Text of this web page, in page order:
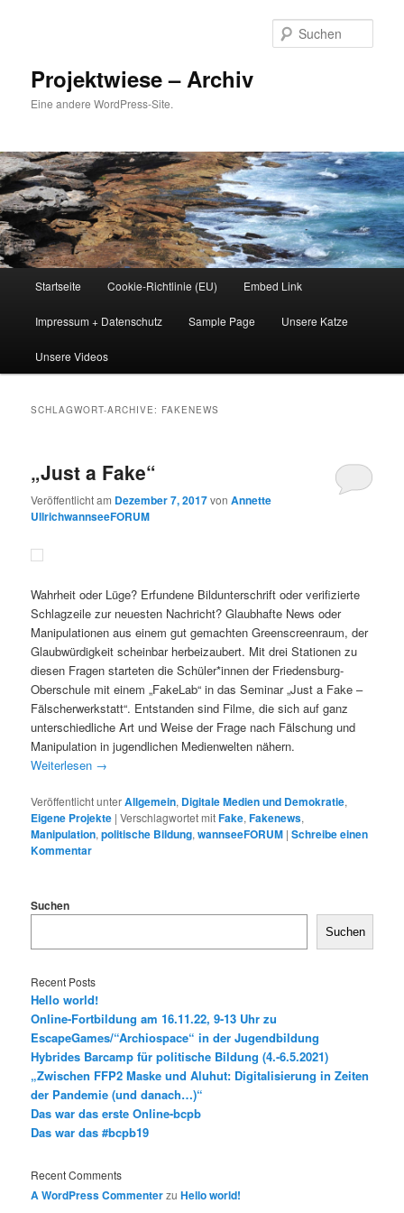
Projektwiese – Archiv
Eine andere WordPress-Site.
Startseite Cookie-Richtlinie (EU) Embed Link
Impressum + Datenschutz Sample Page Unsere Katze
Unsere Videos
SCHLAGWORT-ARCHIVE: FAKENEWS
„Just a Fake“
Veröffentlicht am Dezember 7, 2017vonAnnette
UllrichwannseeFORUM
Wahrheit oder Lüge? Erfundene Bildunterschrift oder verifizierte
Schlagzeile zur neuesten Nachricht? Glaubhafte News oder
Manipulationen aus einem gut gemachten Greenscreenraum, der
Glaubwürdigkeit scheinbar herbeizaubert. Mit drei Stationen zu
diesen Fragen starteten die Schüler*innen der Friedensburg-
Oberschule mit einem „FakeLab“ in das Seminar „Just a Fake –
Fälscherwerkstatt“. Entstanden sind Filme, die sich auf ganz
unterschiedliche Art und Weise der Frage nach Fälschung und
Manipulation in jugendlichen Medienwelten nähern.
Weiterlesen →
Veröffentlicht unterAllgemein, Digitale Medien und Demokratie,
Eigene Projekte |Verschlagwortet mitFake,Fakenews,
Manipulation,politische Bildung,wannseeFORUM |Schreibe einen
Kommentar
Suchen
Suchen
Recent Posts
Hello world!
Online-Fortbildung am 16.11.22, 9-13 Uhr zu
EscapeGames/“Archiospace“ in der Jugendbildung
Hybrides Barcamp für politische Bildung (4.-6.5.2021)
„Zwischen FFP2 Maske und Aluhut: Digitalisierung in Zeiten
der Pandemie (und danach…)“
Das war das erste Online-bcpb
Das war das #bcpb19
Recent Comments
A WordPress CommenterzuHello world!